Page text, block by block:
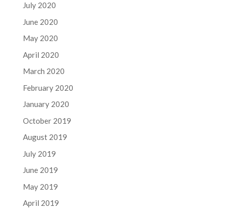
July 2020
June 2020
May 2020
April 2020
March 2020
February 2020
January 2020
October 2019
August 2019
July 2019
June 2019
May 2019
April 2019